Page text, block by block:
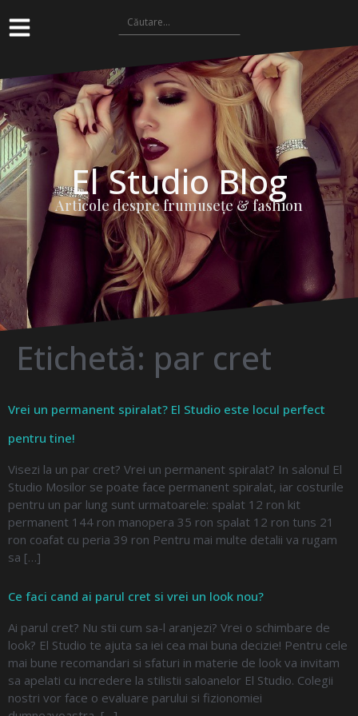
El Studio Blog
Articole despre frumuseţe & fashion
Etichetă: par cret
Vrei un permanent spiralat? El Studio este locul perfect
pentru tine!
Visezi la un par cret? Vrei un permanent spiralat? In salonul El
Studio Mosilor se poate face permanent spiralat, iar costurile
pentru un par lung sunt urmatoarele: spalat 12 ron kit
permanent 144 ron manopera 35 ron spalat 12 ron tuns 21
ron coafat cu peria 39 ron Pentru mai multe detalii va rugam
sa […]
Ce faci cand ai parul cret si vrei un look nou?
Ai parul cret? Nu stii cum sa-l aranjezi? Vrei o schimbare de
look? El Studio te ajuta sa iei cea mai buna decizie! Pentru cele
mai bune recomandari si sfaturi in materie de look va invitam
sa apelati cu incredere la stilistii saloanelor El Studio. Colegii
nostri vor face o evaluare parului si fizionomiei